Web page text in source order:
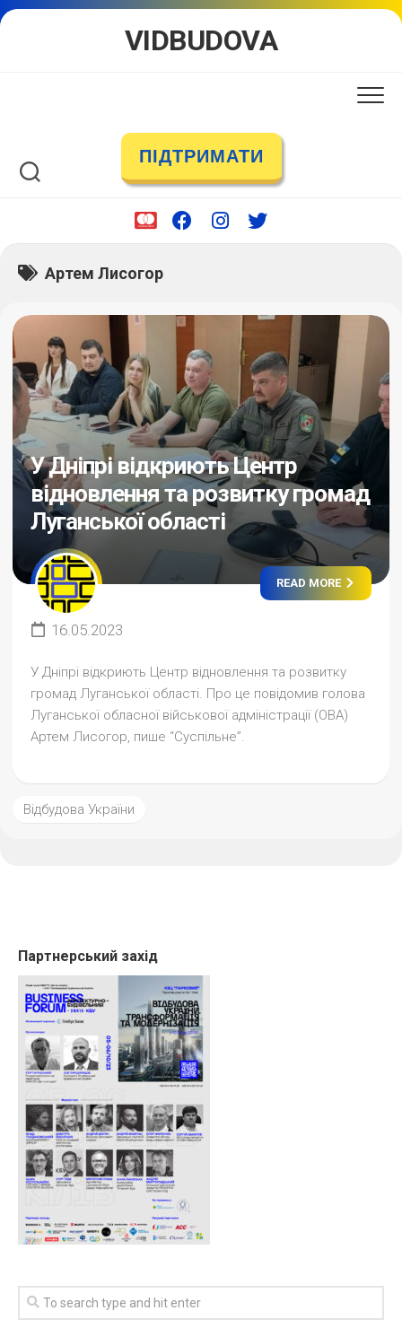
Skip
VIDBUDOVA
ПІДТРИМАТИ
Артем Лисогор
У Дніпрі відкриють Центр
відновлення та розвитку громад
Луганської області
READ MORE
16.05.2023
У Дніпрі відкриють Центр відновлення та розвитку
громад Луганської області. Про це повідомив голова
Луганської обласної військової адміністрації (ОВА)
Артем Лисогор, пише “Суспільне”.
Відбудова України
Партнерський захід